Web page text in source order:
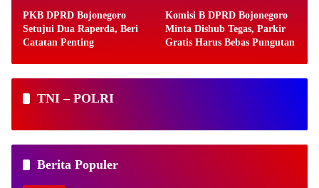
PKB DPRD Bojonegoro
Setujui Dua Raperda, Beri
Catatan Penting
Komisi B DPRD Bojonegoro
Minta Dishub Tegas, Parkir
Gratis Harus Bebas Pungutan
TNI – POLRI
Berita Populer